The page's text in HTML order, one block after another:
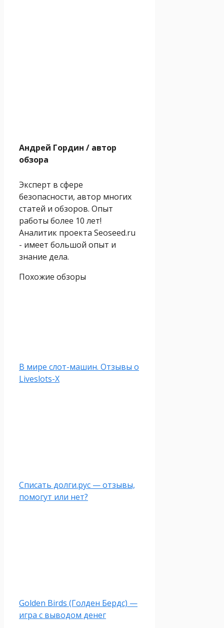
Андрей Гордин / автор
обзора
Эксперт в сфере
безопасности, автор многих
статей и обзоров. Опыт
работы более 10 лет!
Аналитик проекта Seoseed.ru
- имеет большой опыт и
знание дела.
Похожие обзоры
В мире слот-машин. Отзывы о
Liveslots-X
Списать долги.рус — отзывы,
помогут или нет?
Golden Birds (Голден Бердс) —
игра с выводом денег